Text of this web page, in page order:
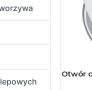
Otwór